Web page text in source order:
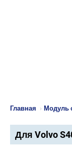
Главная › Модуль
Для Volvo